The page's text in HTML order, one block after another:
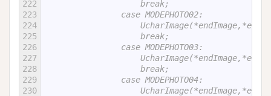
222
223
224
225
226
227
228
229
230
break;
case MODEPHOTO02:
break;
case MODEPHOTO03:
break;
case MODEPHOTO04: